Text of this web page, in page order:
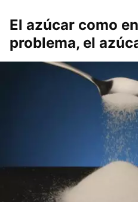
El azúcar como
problema, el